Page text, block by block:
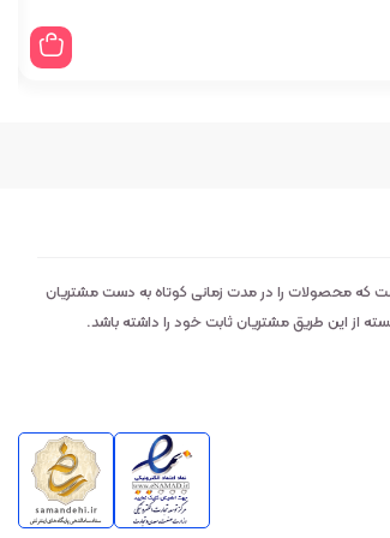
که محصولات را در مدت زمانی کوتاه به دست مشتریان
از این طریق مشتریان ثابت خود را داشته باشد.